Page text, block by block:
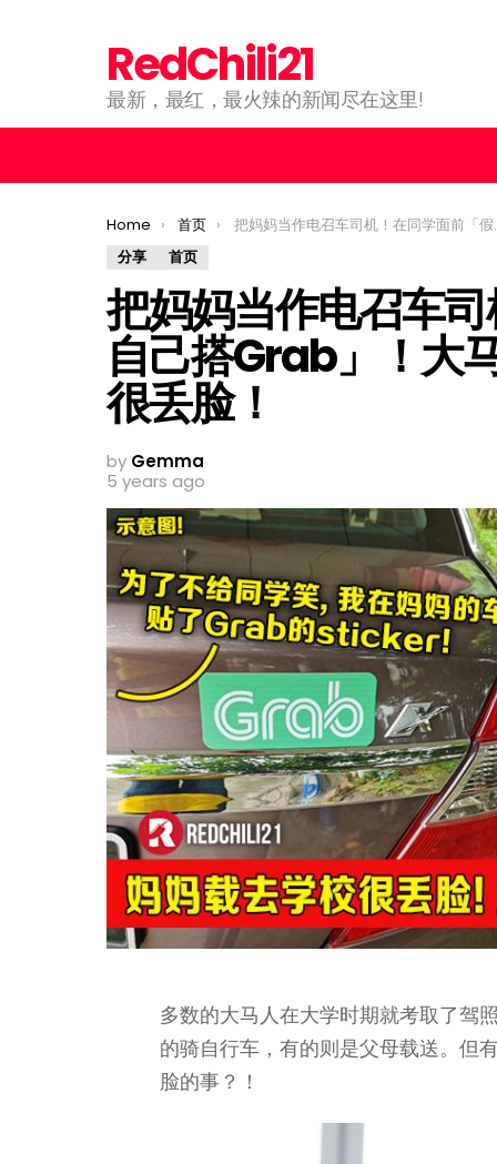
RedChili21
最新，最红，最火辣的新闻尽在这里!
You are here:
Home 首页
把妈妈当作电召车司机！在同学面前「假装自己搭Grab」！大马大学生：妈妈载去学校很丢脸！
分享
首页
把妈妈当作电召车
自己搭Grab」！大
很丢脸！
by Gemma
5 years ago
多数的大马人在大学时期就考取了驾
的骑自行车，有的则是父母载送。但
脸的事？！